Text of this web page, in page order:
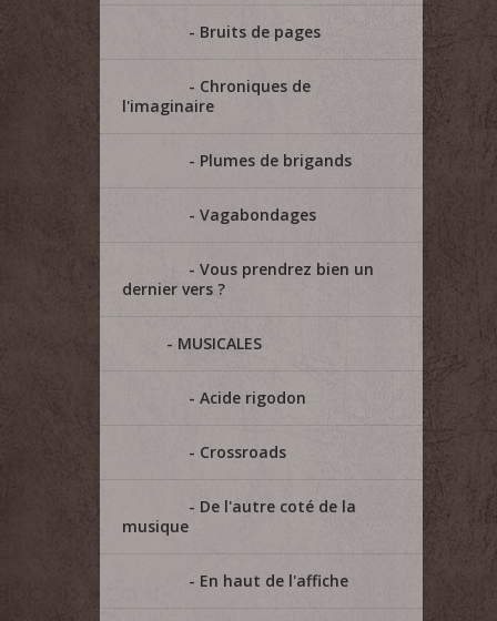
Bruits de pages
Chroniques de
l'imaginaire
Plumes de brigands
Vagabondages
Vous prendrez bien un
dernier vers ?
MUSICALES
Acide rigodon
Crossroads
De l'autre coté de la
musique
En haut de l'affiche